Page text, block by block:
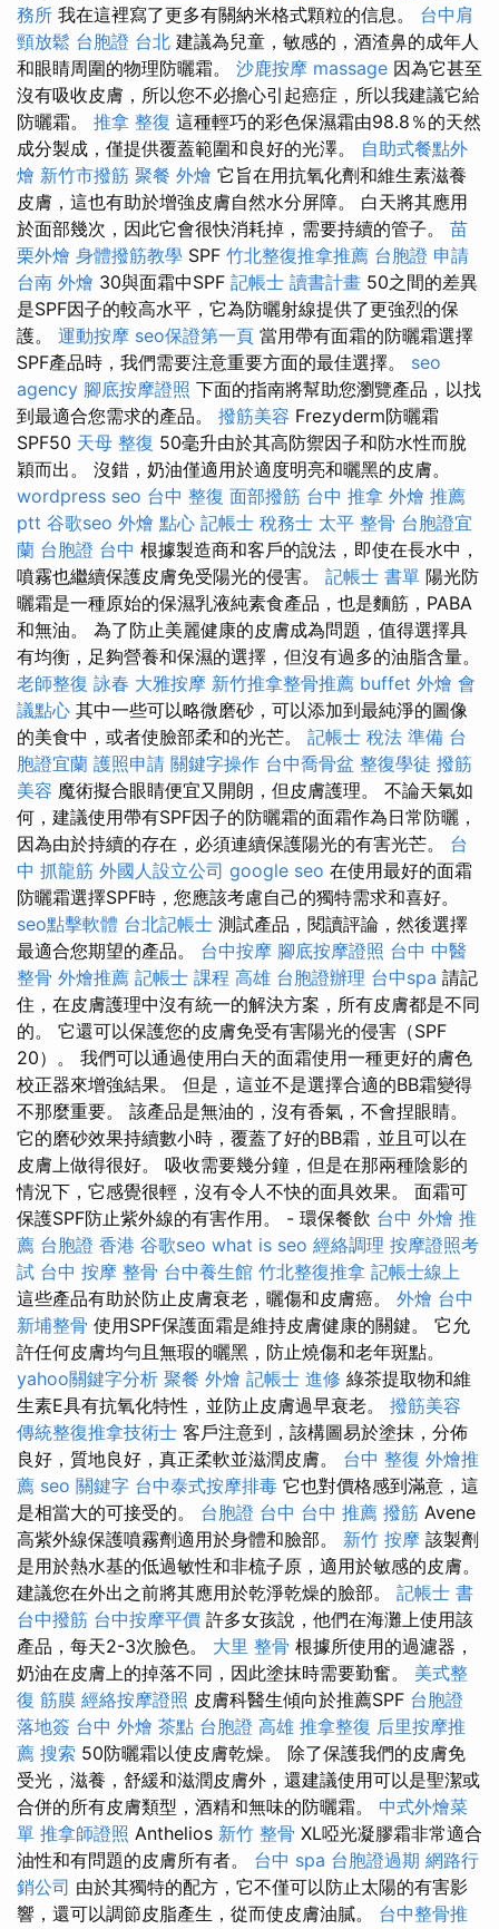
務所 我在這裡寫了更多有關納米格式顆粒的信息。 台中肩
頸放鬆 台胞證 台北 建議為兒童，敏感的，酒渣鼻的成年人
和眼睛周圍的物理防曬霜。 沙鹿按摩 massage 因為它甚至
沒有吸收皮膚，所以您不必擔心引起癌症，所以我建議它給
防曬霜。 推拿 整復 這種輕巧的彩色保濕霜由98.8％的天然
成分製成，僅提供覆蓋範圍和良好的光澤。 自助式餐點外
燴 新竹市撥筋 聚餐 外燴 它旨在用抗氧化劑和維生素滋養
皮膚，這也有助於增強皮膚自然水分屏障。 白天將其應用
於面部幾次，因此它會很快消耗掉，需要持續的管子。 苗
栗外燴 身體撥筋教學 SPF 竹北整復推拿推薦 台胞證 申請
台南 外燴 30與面霜中SPF 記帳士 讀書計畫 50之間的差異
是SPF因子的較高水平，它為防曬射線提供了更強烈的保
護。 運動按摩 seo保證第一頁 當用帶有面霜的防曬霜選擇
SPF產品時，我們需要注意重要方面的最佳選擇。 seo
agency 腳底按摩證照 下面的指南將幫助您瀏覽產品，以找
到最適合您需求的產品。 撥筋美容 Frezyderm防曬霜
SPF50 天母 整復 50毫升由於其高防禦因子和防水性而脫
穎而出。 沒錯，奶油僅適用於適度明亮和曬黑的皮膚。
wordpress seo 台中 整復 面部撥筋 台中 推拿 外燴 推薦
ptt 谷歌seo 外燴 點心 記帳士 稅務士 太平 整骨 台胞證宜
蘭 台胞證 台中 根據製造商和客戶的說法，即使在長水中，
噴霧也繼續保護皮膚免受陽光的侵害。 記帳士 書單 陽光防
曬霜是一種原始的保濕乳液純素食產品，也是麵筋，PABA
和無油。 為了防止美麗健康的皮膚成為問題，值得選擇具
有均衡，足夠營養和保濕的選擇，但沒有過多的油脂含量。
老師整復 詠春 大雅按摩 新竹推拿整骨推薦 buffet 外燴 會
議點心 其中一些可以略微磨砂，可以添加到最純淨的圖像
的美食中，或者使臉部柔和的光芒。 記帳士 稅法 準備 台
胞證宜蘭 護照申請 關鍵字操作 台中喬骨盆 整復學徒 撥筋
美容 魔術擬合眼睛便宜又開朗，但皮膚護理。 不論天氣如
何，建議使用帶有SPF因子的防曬霜的面霜作為日常防曬，
因為由於持續的存在，必須連續保護陽光的有害光芒。 台
中 抓龍筋 外國人設立公司 google seo 在使用最好的面霜
防曬霜選擇SPF時，您應該考慮自己的獨特需求和喜好。
seo點擊軟體 台北記帳士 測試產品，閱讀評論，然後選擇
最適合您期望的產品。 台中按摩 腳底按摩證照 台中 中醫
整骨 外燴推薦 記帳士 課程 高雄 台胞證辦理 台中spa 請記
住，在皮膚護理中沒有統一的解決方案，所有皮膚都是不同
的。 它還可以保護您的皮膚免受有害陽光的侵害（SPF
20）。 我們可以通過使用白天的面霜使用一種更好的膚色
校正器來增強結果。 但是，這並不是選擇合適的BB霜變得
不那麼重要。 該產品是無油的，沒有香氣，不會捏眼睛。
它的磨砂效果持續數小時，覆蓋了好的BB霜，並且可以在
皮膚上做得很好。 吸收需要幾分鐘，但是在那兩種陰影的
情況下，它感覺很輕，沒有令人不快的面具效果。 面霜可
保護SPF防止紫外線的有害作用。 - 環保餐飲 台中 外燴 推
薦 台胞證 香港 谷歌seo what is seo 經絡調理 按摩證照考
試 台中 按摩 整骨 台中養生館 竹北整復推拿 記帳士線上
這些產品有助於防止皮膚衰老，曬傷和皮膚癌。 外燴 台中
新埔整骨 使用SPF保護面霜是維持皮膚健康的關鍵。 它允
許任何皮膚均勻且無瑕的曬黑，防止燒傷和老年斑點。
yahoo關鍵字分析 聚餐 外燴 記帳士 進修 綠茶提取物和維
生素E具有抗氧化特性，並防止皮膚過早衰老。 撥筋美容
傳統整復推拿技術士 客戶注意到，該構圖易於塗抹，分佈
良好，質地良好，真正柔軟並滋潤皮膚。 台中 整復 外燴推
薦 seo 關鍵字 台中泰式按摩排毒 它也對價格感到滿意，這
是相當大的可接受的。 台胞證 台中 台中 推薦 撥筋 Avene
高紫外線保護噴霧劑適用於身體和臉部。 新竹 按摩 該製劑
是用於熱水基的低過敏性和非梳子原，適用於敏感的皮膚。
建議您在外出之前將其應用於乾淨乾燥的臉部。 記帳士 書
台中撥筋 台中按摩平價 許多女孩說，他們在海灘上使用該
產品，每天2-3次臉色。 大里 整骨 根據所使用的過濾器，
奶油在皮膚上的掉落不同，因此塗抹時需要勤奮。 美式整
復 筋膜 經絡按摩證照 皮膚科醫生傾向於推薦SPF 台胞證
落地簽 台中 外燴 茶點 台胞證 高雄 推拿整復 后里按摩推
薦 搜索 50防曬霜以使皮膚乾燥。 除了保護我們的皮膚免
受光，滋養，舒緩和滋潤皮膚外，還建議使用可以是聖潔或
合併的所有皮膚類型，酒精和無味的防曬霜。 中式外燴菜
單 推拿師證照 Anthelios 新竹 整骨 XL啞光凝膠霜非常適合
油性和有問題的皮膚所有者。 台中 spa 台胞證過期 網路行
銷公司 由於其獨特的配方，它不僅可以防止太陽的有害影
響，還可以調節皮脂產生，從而使皮膚油膩。 台中整骨推